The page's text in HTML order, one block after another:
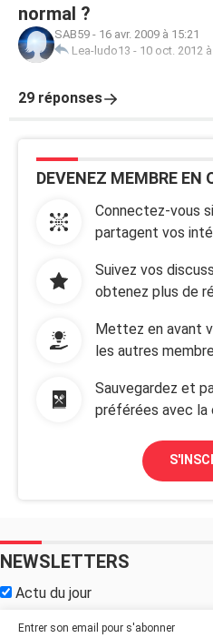
normal ?
SAB59 - 16 avr. 2009 à 15:21
Lea-ludo13 - 10 oct. 2012
29 réponses
DEVENEZ MEMBRE EN
Connectez-vous
partagent vos
Suivez vos
obtenez plus de
Mettez en avant
les autres
Sauvegardez et
préférées avec la
NEWSLETTERS
Actu du jour